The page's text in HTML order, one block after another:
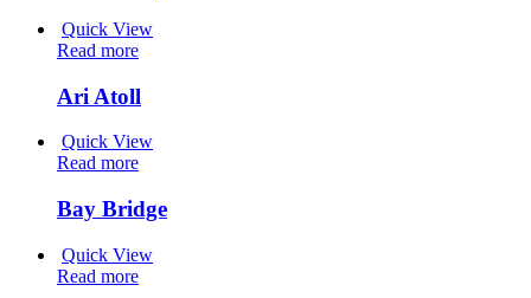
Quick View
Read more
Ari Atoll
Quick View
Read more
Bay Bridge
Quick View
Read more